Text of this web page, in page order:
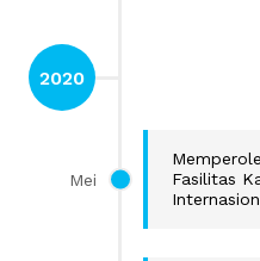
2020
Mei
Fasilitas